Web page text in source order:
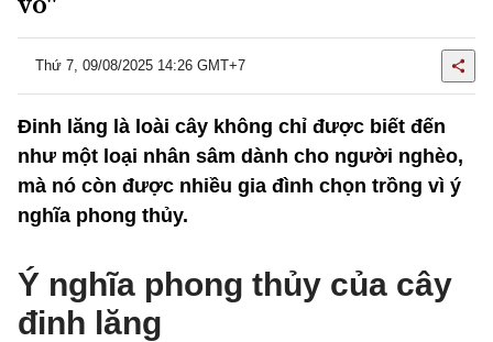
Thứ 7, 09/08/2025 14:26 GMT+7
Đinh lăng là loài cây không chỉ được biết đến
như một loại nhân sâm dành cho người nghèo,
mà nó còn được nhiều gia đình chọn trồng vì ý
nghĩa phong thủy.
Ý nghĩa phong thủy của cây
đinh lăng